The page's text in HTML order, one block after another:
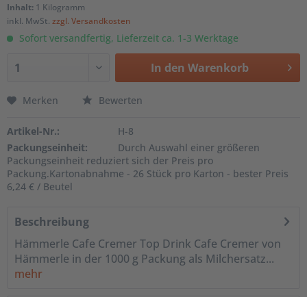
Inhalt: 1 Kilogramm
inkl. MwSt. zzgl. Versandkosten
Sofort versandfertig, Lieferzeit ca. 1-3 Werktage
In den Warenkorb
Merken Bewerten
Artikel-Nr.:
H-8
Packungseinheit:
Durch Auswahl einer größeren
Packungseinheit reduziert sich der Preis pro
Packung.Kartonabnahme - 26 Stück pro Karton - bester Preis
6,24 € / Beutel
Beschreibung
Hämmerle Cafe Cremer Top Drink Cafe Cremer von
Hämmerle in der 1000 g Packung als Milchersatz...
mehr